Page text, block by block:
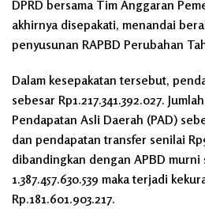
DPRD bersama Tim Anggaran
akhirnya disepakati, menandai
penyusunan RAPBD Perubahan
Dalam kesepakatan tersebut,
sebesar Rp1.217.341.392.027.
Pendapatan Asli Daerah (PAD)
dan pendapatan transfer senilai
dibandingkan dengan APBD murni
1.387.457.630.539 maka terjadi
Rp.181.601.903.217.